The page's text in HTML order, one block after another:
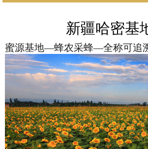
新疆哈密基
蜜源基地—蜂农采蜂—全称可追